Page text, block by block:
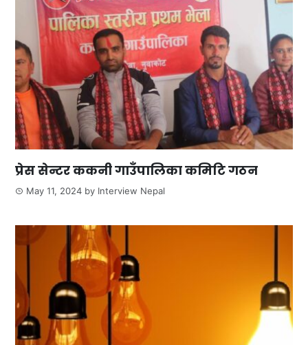
प्रेस सेन्टर ककनी गाउँपालिका कमिटि गठन
May 11, 2024 by Interview Nepal